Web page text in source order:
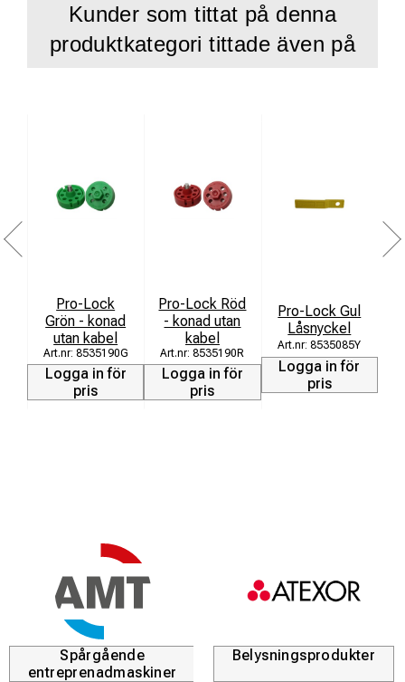
Kunder som tittat på denna
produktkategori tittade även på
Pro-Lock
Grön - konad
utan kabel
8535190G
Logga in för
pris
Pro-Lock Röd
- konad utan
kabel
8535190R
Logga in för
pris
Pro-Lock Gul
Låsnyckel
8535085Y
Logga in för
pris
Spårgående
entreprenadmaskiner
Belysningsprodukter